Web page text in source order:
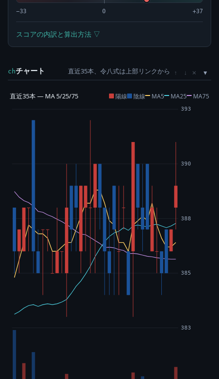
−33 0 +37
スコアの内訳と算出方法 ▽
chチャート 直近35本、令八式は上部リンクから ↑ ↓ ×
直近35本 — MA 5/25/75 陽線 陰線 MA5 MA25 MA75
383
385
388
390
393